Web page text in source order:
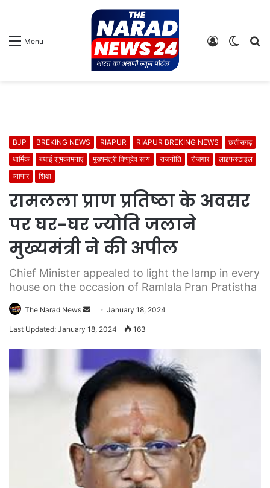
Menu
Switch
Log
BJP BREKING NEWS RIAPUR RIAPUR BREKING NEWS
छत्तीसगढ़
धार्मिक
बधाई शुभकामनाएं मुख्यमंत्री विष्णुदेव साय राजनीति रोजगार
लाइफस्टाइल
व्यापार
शिक्षा
रामलला प्राण प्रतिष्ठा के अवसर
पर घर-घर ज्योति जलाने
मुख्यमंत्री ने की अपील
Chief Minister appealed to light the lamp in every
house on the occasion of Ramlala Pran Pratistha
The Narad News
Send January 18, 2024
Last Updated: January 18, 2024 163